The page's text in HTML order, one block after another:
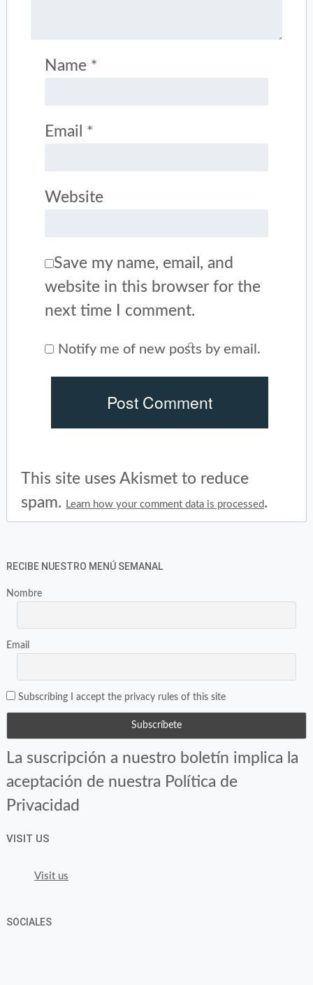
Name *
Email *
Website
Save my name, email, and
website in this browser for the
next time I comment.
Notify me of new posts by email.
This site uses Akismet to reduce
spam.
Learn how your comment data is processed.
RECIBE NUESTRO MENÚ SEMANAL
Nombre
Email
Subscribing I accept the privacy rules of this site
La suscripción a nuestro boletín implica la
aceptación de nuestra Política de
Privacidad
VISIT US
Visit us
SOCIALES